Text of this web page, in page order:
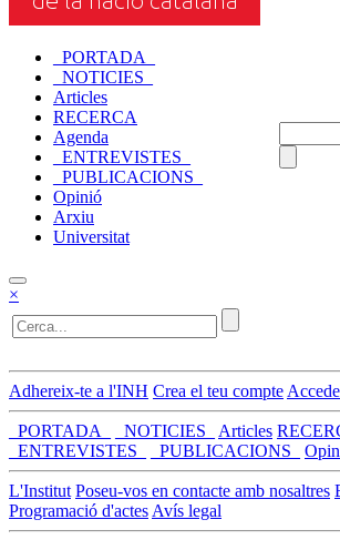
_PORTADA_
_NOTICIES_
Articles
RECERCA
Agenda
_ENTREVISTES_
_PUBLICACIONS_
Opinió
Arxiu
Universitat
×
Adhereix-te a l'INH Crea el teu compte
_PORTADA_ _NOTICIES_ Articles
_ENTREVISTES_
_PUBLICACIONS_
L'Institut Poseu-vos en contacte amb nosaltres
Programació d'actes Avís legal